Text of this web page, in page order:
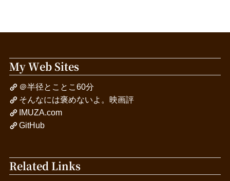
My Web Sites
＠半径とことこ60分
そんなには褒めないよ。映画評
IMUZA.com
GitHub
Related Links